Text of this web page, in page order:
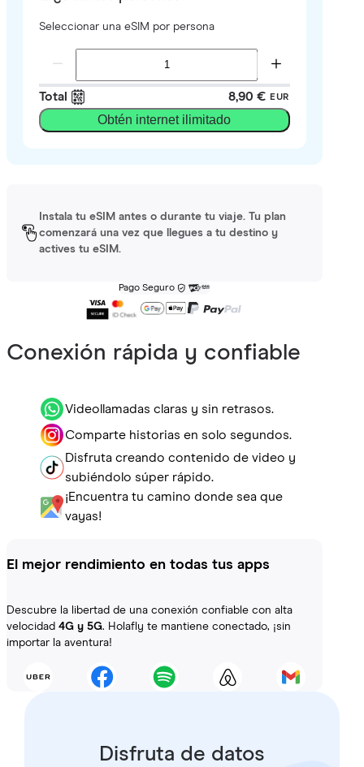
Seleccionar una eSIM por persona
Total 8,90 € EUR
Obtén internet ilimitado
Instala tu eSIM antes o durante tu viaje. Tu plan
comenzará una vez que llegues a tu destino y
actives tu eSIM.
Pago Seguro
Conexión rápida y confiable
Videollamadas claras y sin retrasos.
Comparte historias en solo segundos.
Disfruta creando contenido de video y
subiéndolo súper rápido.
¡Encuentra tu camino donde sea que
vayas!
El mejor rendimiento en todas tus apps
Descubre la libertad de una conexión confiable con alta
velocidad 4G y 5G. Holafly te mantiene conectado, ¡sin
importar la aventura!
Disfruta de datos